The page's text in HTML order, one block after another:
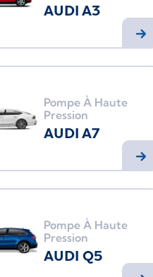
AUDI A3
Pompe À Haute
Pression
AUDI A7
Pompe À Haute
Pression
AUDI Q5